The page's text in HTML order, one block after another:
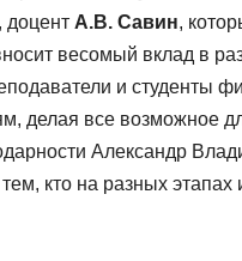
доцент А.В. Савин,
весомый вклад в
и студенты
делая все возможное
Александр
кто на разных этапах